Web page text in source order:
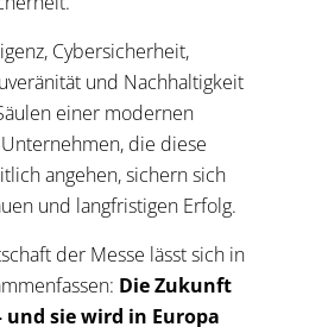
Cybersicherheit,
und Nachhaltigkeit
einer modernen
die diese
angehen, sichern sich
und langfristigen Erfolg.
der Messe lässt sich in
Die Zukunft
sie wird in Europa